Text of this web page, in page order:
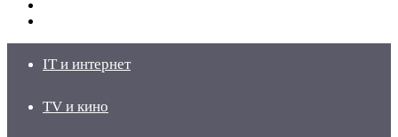
IT и интернет
TV и кино